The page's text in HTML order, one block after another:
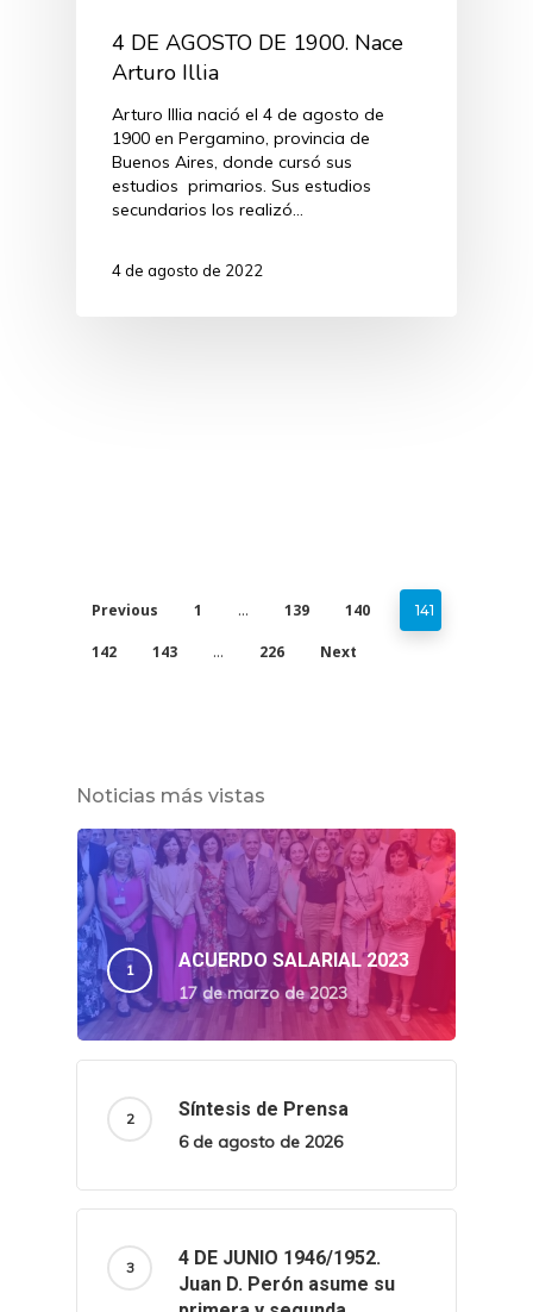
4 DE AGOSTO DE 1900. Nace
Arturo Illia
Arturo Illia nació el 4 de agosto de
1900 en Pergamino, provincia de
Buenos Aires, donde cursó sus
estudios primarios. Sus estudios
secundarios los realizó…
4 de agosto de 2022
Previous 1 … 139 140 141
142 143 … 226 Next
Noticias más vistas
ACUERDO SALARIAL 2023
17 de marzo de 2023
Síntesis de Prensa
6 de agosto de 2026
4 DE JUNIO 1946/1952.
Juan D. Perón asume su